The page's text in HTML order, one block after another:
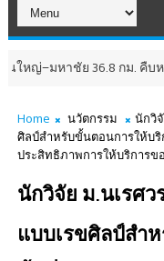
ชัย 36.8 กม. คืบหน้าอีกขั้น
Home นวัตกรรม
นักวิ
ศิลป์สำหรับขั้นตอนการให้บ
ประสิทธิภาพการให้บริการข
นักวิจัย ม.นเรศ
แบบเรขศิลป์สำ